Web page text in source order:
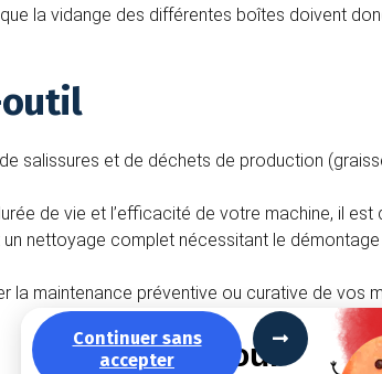
Continuer sans
accepter
La recette pour
la vidange des différentes boîtes doivent
outil
salissures et de déchets de production
de vie et l’efficacité de votre machine, il
nettoyage complet nécessitant le démontage
la maintenance préventive ou curative de vos